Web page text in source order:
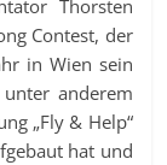
Thorsten
Contest, der
in Wien sein
anderem
„Fly & Help“
hat und